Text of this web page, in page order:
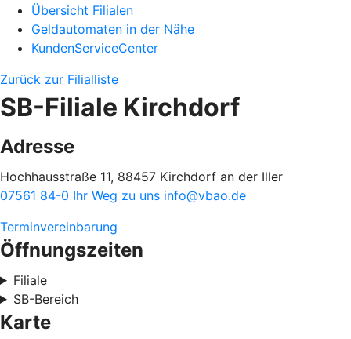
Übersicht Filialen
Geldautomaten in der Nähe
KundenServiceCenter
Zurück zur Filialliste
SB-Filiale Kirchdorf
Adresse
Hochhausstraße 11, 88457 Kirchdorf an der Iller
07561 84-0 Ihr Weg zu uns info@vbao.de
Terminvereinbarung
Öffnungszeiten
Filiale
SB-Bereich
Karte